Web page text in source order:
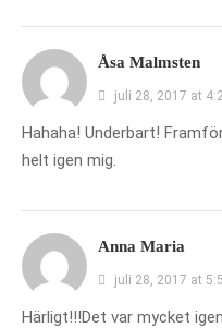
Åsa Malmsten
juli 28, 2017 at
Hahaha! Underbart!
helt igen mig.
Anna Maria
juli 28, 2017 at
Härligt!!!Det var mycket